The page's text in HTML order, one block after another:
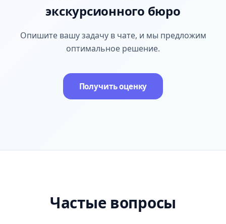
экскурсионного бюро
Опишите вашу задачу в чате, и мы предложим
оптимальное решение.
Получить оценку
Частые вопросы